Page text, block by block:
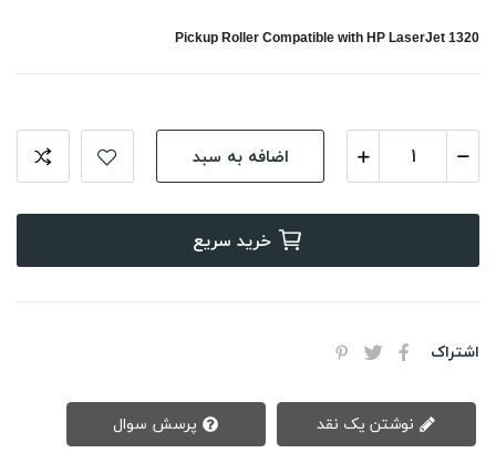
Pickup Roller Compatible with HP LaserJet 1320
اضافه به سبد
خرید سریع
اشتراک